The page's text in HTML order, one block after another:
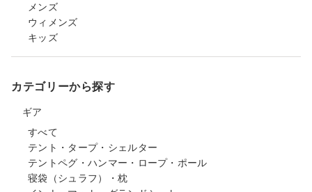
メンズ
ウィメンズ
キッズ
カテゴリーから探す
ギア
すべて
テント・タープ・シェルター
テントペグ・ハンマー・ロープ・ポール
寝袋（シュラフ）・枕